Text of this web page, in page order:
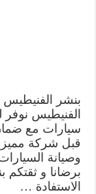
بنشر الفنيطيس
الفنيطيس
سيارات مع
قبل شركة
وصيانة
برضانا و ثقتكم
الاستفادة …